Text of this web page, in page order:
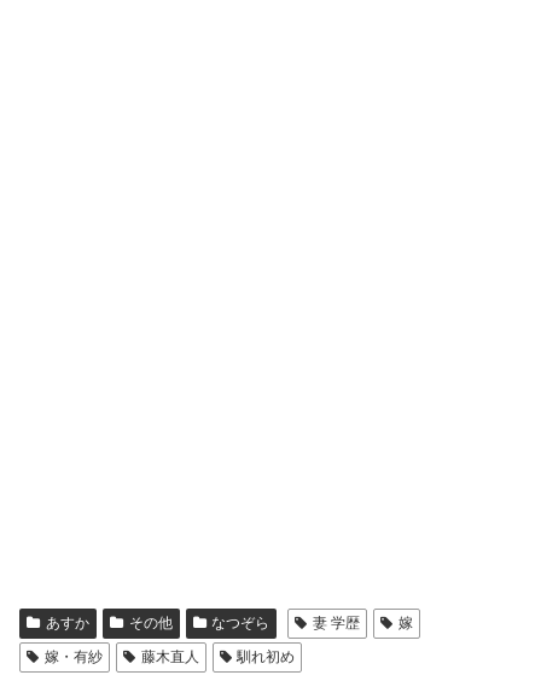
あすか その他 なつぞら 妻 学歴
嫁
嫁・有紗
藤木直人 馴れ初め